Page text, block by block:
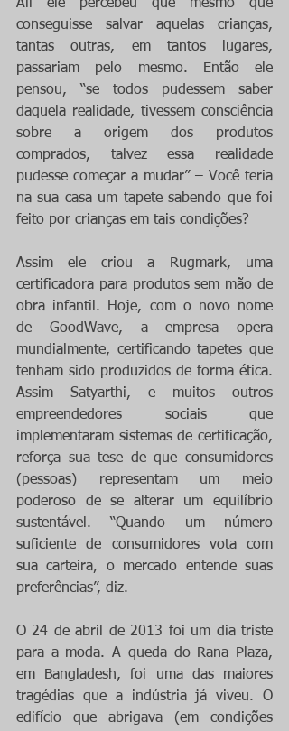
Ali ele percebeu que mesmo que
conseguisse salvar aquelas crianças,
tantas outras, em tantos lugares,
passariam pelo mesmo. Então ele
pensou, “se todos pudessem saber
daquela realidade, tivessem consciência
sobre a origem dos produtos
comprados, talvez essa realidade
pudesse começar a mudar” – Você teria
na sua casa um tapete sabendo que foi
feito por crianças em tais condições?
Assim ele criou a Rugmark, uma
certificadora para produtos sem mão de
obra infantil. Hoje, com o novo nome
de GoodWave, a empresa opera
mundialmente, certificando tapetes que
tenham sido produzidos de forma ética.
Assim Satyarthi, e muitos outros
empreendedores sociais que
implementaram sistemas de certificação,
reforça sua tese de que consumidores
(pessoas) representam um meio
poderoso de se alterar um equilíbrio
sustentável. “Quando um número
suficiente de consumidores vota com
sua carteira, o mercado entende suas
preferências”, diz.
O 24 de abril de 2013 foi um dia triste
para a moda. A queda do Rana Plaza,
em Bangladesh, foi uma das maiores
tragédias que a indústria já viveu. O
edifício que abrigava (em condições